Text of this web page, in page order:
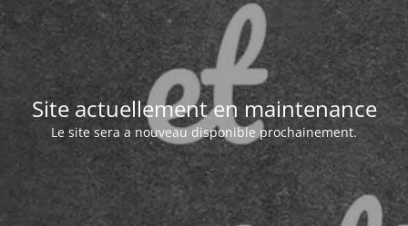
Site actuellement en maintenance
Le site sera a nouveau disponible prochainement.